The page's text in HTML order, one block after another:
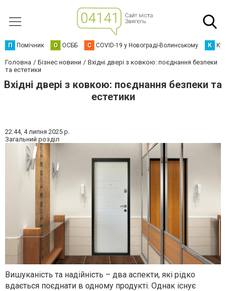
П Помічник О ОСББ C COVID-19 у Новограді-Волинському К
Головна Бізнес новини
Вхідні двері з ковкою: поєднання безпеки
та естетики
Вхідні двері з ковкою: поєднання безпеки та
естетики
22:44, 4 липня 2025 р.
Загальний розділ
Вишуканість та надійність – два аспекти, які рідко
вдається поєднати в одному продукті. Однак існує